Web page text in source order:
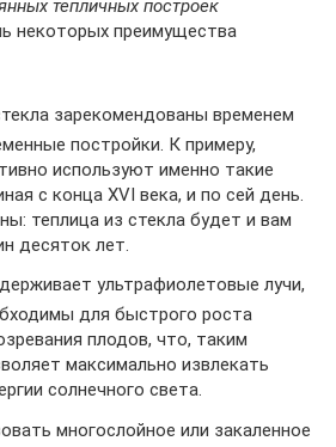
тепличных построек
некоторых преимущества
зарекомендованы временем
постройки. К примеру,
используют именно такие
с конца XVI века, и по сей день.
теплица из стекла будет и вам
десяток лет.
ультрафиолетовые лучи,
для быстрого роста
плодов, что, таким
максимально извлекать
солнечного света.
многослойное или закаленное